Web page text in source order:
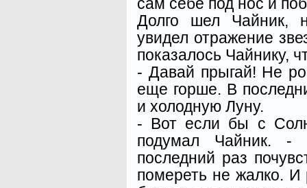
Долго шел Чайник,
увидел отражение
показалось Чайнику,
- Давай прыгай! Не
еще горше. В
и холодную Луну.
- Вот если бы с
подумал Чайник. -
последний раз
помереть не жалко.